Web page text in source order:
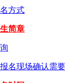
方式
简章
名现场确认需